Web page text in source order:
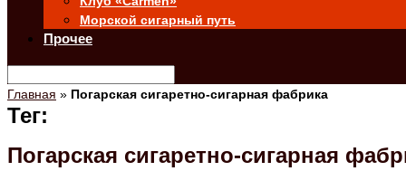
Морской сигарный путь
Прочее
Главная » Погарская сигаретно-сигарная фабрика
Тег:
Погарская сигаретно-сигарная